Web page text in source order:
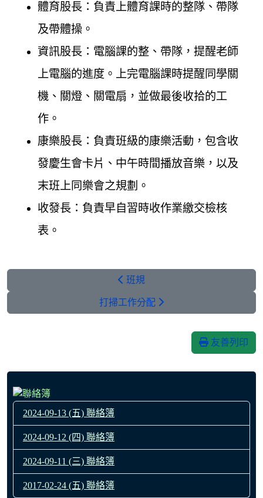
體育股長：負責上體育課時的整隊、帶隊
及帶體操。
資訊股長：電腦課的整、帶隊，提醒老師
上電腦的進度。上完電腦課時提醒同學關
機、關燈、關電扇，並做最後收拾的工
作。
康樂股長：負責班級的康樂活動，包含收
發慶生會卡片、中午時間播放音樂，以及
末班上同樂會之規劃。
收發長：負責早自習時收作業繳交檢核
表。
班規
打掃工作分配
友善列印
2024-09-13 (五) 聯絡簿
2024-09-12 (四) 聯絡簿
2024-09-11 (三) 聯絡簿
2017-02-24 (五) 聯絡簿